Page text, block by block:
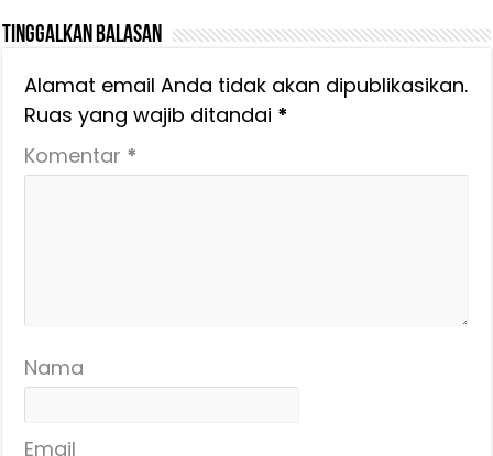
Tinggalkan Balasan
Alamat email Anda tidak akan dipublikasikan.
Ruas yang wajib ditandai *
Komentar *
Nama
Email